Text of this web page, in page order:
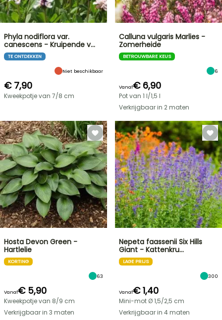
Phyla nodiflora var.
canescens - Kruipende v…
TE ONTDEKKEN
Niet beschikbaar
€ 7,90
Kweekpotje van 7/8 cm
Calluna vulgaris Marlies -
Zomerheide
BETROUWBARE KEUS
6
Vanaf€ 6,90
Pot van 1 l/1,5 l
Verkrijgbaar in 2 maten
Hosta Devon Green -
Hartlelie
KORTING
63
Vanaf€ 5,90
Kweekpotje van 8/9 cm
Verkrijgbaar in 3 maten
Nepeta faassenii Six Hills
Giant - Kattenkru…
LAGE PRIJS
300
Vanaf€ 1,40
Mini-mot Ø 1,5/2,5 cm
Verkrijgbaar in 4 maten